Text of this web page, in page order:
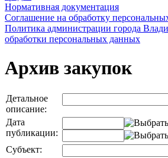
Нормативная документация
Соглашение на обработку
Политика администрации города
обработки персональных данных
Архив закупок
Детальное
описание:
Дата
публикации:
Субъект: